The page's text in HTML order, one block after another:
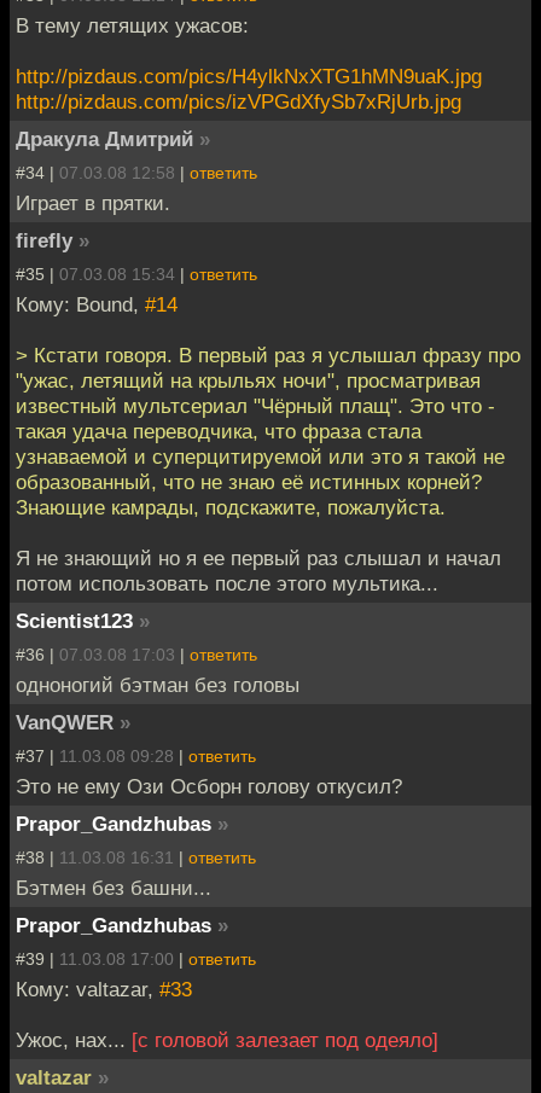
В тему летящих ужасов:
http://pizdaus.com/pics/H4ylkNxXTG1hMN9uaK.jpg
http://pizdaus.com/pics/izVPGdXfySb7xRjUrb.jpg
Дракула Дмитрий »
#34 | 07.03.08 12:58 | ответить
Играет в прятки.
firefly »
#35 | 07.03.08 15:34 | ответить
Кому: Bound, #14
> Кстати говоря. В первый раз я услышал фразу про
"ужас, летящий на крыльях ночи", просматривая
известный мультсериал "Чёрный плащ". Это что -
такая удача переводчика, что фраза стала
узнаваемой и суперцитируемой или это я такой не
образованный, что не знаю её истинных корней?
Знающие камрады, подскажите, пожалуйста.
Я не знающий но я ее первый раз слышал и начал
потом использовать после этого мультика...
Scientist123 »
#36 | 07.03.08 17:03 | ответить
одноногий бэтман без головы
VanQWER »
#37 | 11.03.08 09:28 | ответить
Это не ему Ози Осборн голову откусил?
Prapor_Gandzhubas »
#38 | 11.03.08 16:31 | ответить
Бэтмен без башни...
Prapor_Gandzhubas »
#39 | 11.03.08 17:00 | ответить
Кому: valtazar, #33
Ужос, нах... [с головой залезает под одеяло]
valtazar »